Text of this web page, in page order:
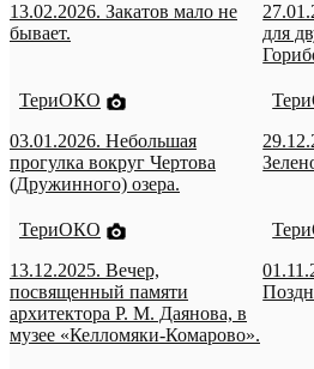
13.02.2026. Закатов мало не
бывает.
для
ТериОКО
03.01.2026. Небольшая
прогулка вокруг Чертова
(Дружинного) озера.
ТериОКО
13.12.2025. Вечер,
посвященный памяти
архитектора Р. М. Даянова, в
музее «Келломяки-Комарово».